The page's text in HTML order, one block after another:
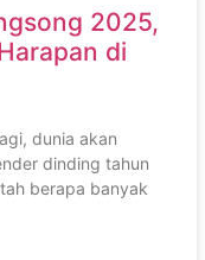
2025,
di
dunia akan
dinding tahun
berapa banyak